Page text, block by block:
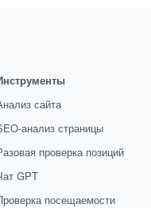
сайта
анализ страницы
проверка позиций
GPT
посещаемости